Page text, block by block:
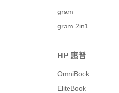
gram
gram 2in1
HP 惠普
OmniBook
EliteBook